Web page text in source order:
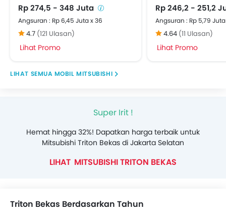
Rp 274,5 - 348 Juta
Angsuran : Rp 6,45 Juta x 36
4.7 (121 Ulasan)
Lihat Promo
Rp 246,2 - 251,2
Angsuran : Rp 5,79
4.64 (11 Ulasan)
Lihat Promo
MOBIL MITSUBISHI
Super Irit !
Hemat hingga 32%! Dapatkan harga terbaik untuk
Mitsubishi Triton Bekas di Jakarta Selatan
MITSUBISHI TRITON BEKAS
Triton Bekas Berdasarkan Tahun